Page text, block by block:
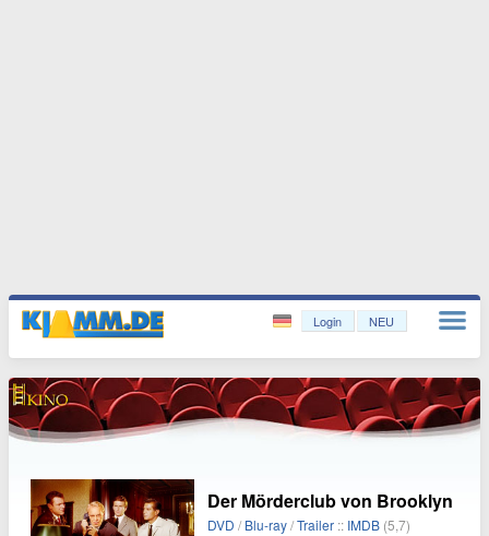
Login NEU
Der Mörderclub von Brooklyn
DVD /Blu-ray/Trailer :: IMDB (5,7)